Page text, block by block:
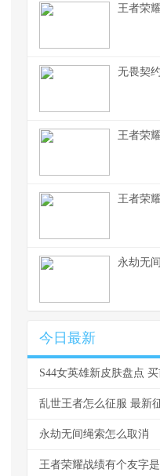
王者荣
无畏契
王者荣
王者荣
永劫无
今日最新
S44女英雄新皮肤盘点
乱世王者怎么征服 最新
永劫无间绳索怎么取消